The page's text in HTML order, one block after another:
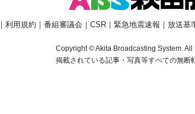
｜ 利用規約 ｜ 番組審議会 ｜ CSR｜ 緊急地震速報 ｜ 放送基
Copyright © Akita Broadcasting System. All
掲載されている記事・写真等すべての無断